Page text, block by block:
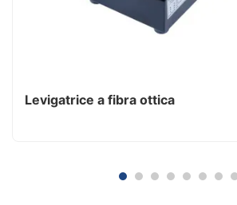
Levigatrice a fibra ottica